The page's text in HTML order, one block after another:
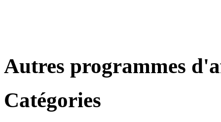
Autres programmes
Catégories